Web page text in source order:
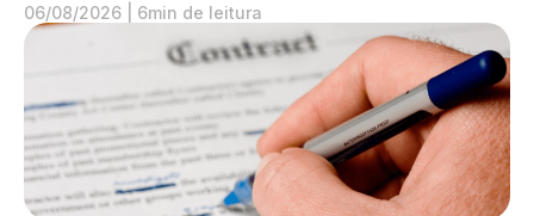
06/08/2026 6min de leitura